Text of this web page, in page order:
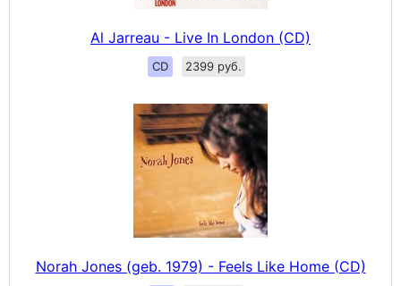
Al Jarreau - Live In London (CD)
CD 2399 руб.
Norah Jones (geb. 1979) - Feels Like Home (CD)